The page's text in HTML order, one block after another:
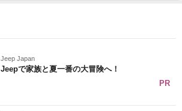
Jeep Japan
Jeepで家族と夏一番の大冒険へ！
PR